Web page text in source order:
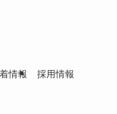
情報 採用情報